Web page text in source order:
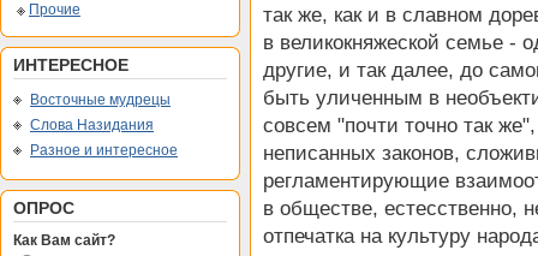
Прочие
ИНТЕРЕСНОЕ
Восточные мудрецы
Слова Назидания
Разное и интересное
ОПРОС
Как Вам сайт?
так же, как и в славном
в великокняжеской семье -
другие, и так далее, до
быть уличенным в
совсем "почти точно так
неписанных законов,
регламентирующие
в обществе, естесственно,
отпечатка на культуру